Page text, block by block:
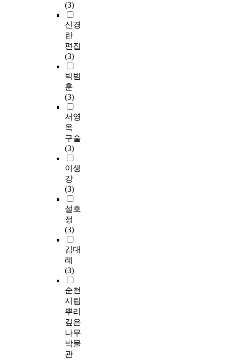
(3)
신경
란
편집
(3)
박범
훈
(3)
서영
옥
구술
(3)
이생
강
(3)
설호
정
(3)
김대
례
(3)
순천
시립
뿌리
깊은
나무
박물
관